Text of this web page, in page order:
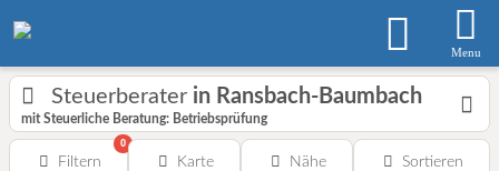
Menu
Steuerberater in Ransbach-Baumbach
mit Steuerliche Beratung: Betriebsprüfung
Filtern
0
Karte Nähe Sortieren